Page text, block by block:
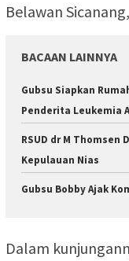
Belawan
BACAAN LAINNYA
Gubsu Siapkan
Penderita Leukemia
RSUD dr M
Kepulauan Nias
Gubsu Bobby Ajak
Dalam